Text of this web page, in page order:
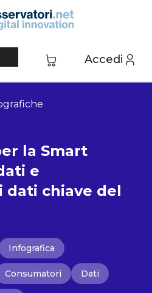
Accedi
la Smart
e
dati chiave del
Infografica
Consumatori Dati